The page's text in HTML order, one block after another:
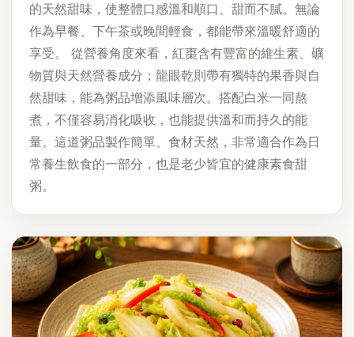
的天然甜味，使整體口感溫和順口、甜而不膩。無論
作為早餐、下午茶或晚間輕食，都能帶來溫暖舒適的
享受。 從營養角度來看，紅棗含有豐富的維生素、礦
物質與天然營養成分；龍眼乾則帶有獨特的果香與自
然甜味，能為粥品增添風味層次。搭配白米一同熬
煮，不僅容易消化吸收，也能提供溫和而持久的能
量。這道粥品製作簡單、食材天然，非常適合作為日
常養生飲食的一部分，也是老少皆宜的健康素食甜
粥。